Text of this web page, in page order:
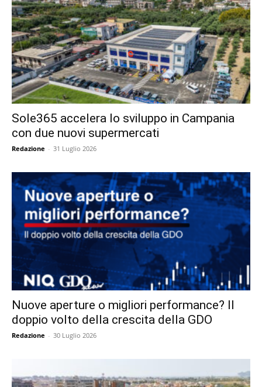
Sole365 accelera lo sviluppo in Campania
con due nuovi supermercati
Redazione - 31 Luglio 2026
Nuove aperture o migliori performance? Il
doppio volto della crescita della GDO
Redazione - 30 Luglio 2026